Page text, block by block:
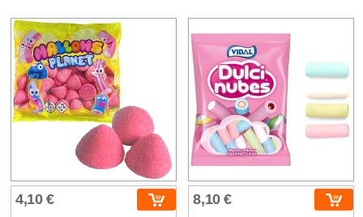
4,10 € 8,10 €